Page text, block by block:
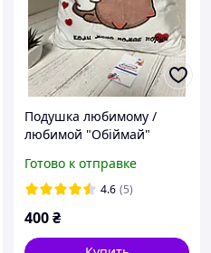
Подушка любимому /
любимой "Обіймай"
Готово к отправке
4.6 (5)
400₴